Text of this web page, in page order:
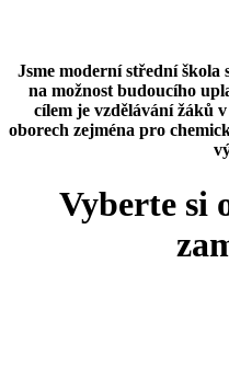
Jsme moderní střední škola
na možnost budoucího
cílem je vzdělávání žáků
oborech zejména pro
Vyberte si